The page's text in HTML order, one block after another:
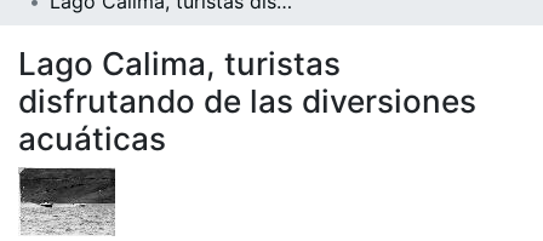
Lago Calima, turistas
disfrutando de las diversiones
acuáticas